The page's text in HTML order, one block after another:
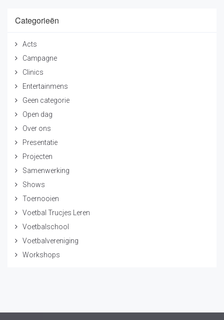
Categorieën
Acts
Campagne
Clinics
Entertainmens
Geen categorie
Open dag
Over ons
Presentatie
Projecten
Samenwerking
Shows
Toernooien
Voetbal Trucjes Leren
Voetbalschool
Voetbalvereniging
Workshops